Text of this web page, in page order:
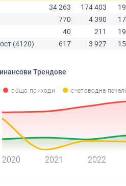
34 263
174 403
770
4 390
40
211
(4120)
617 3 927
Трендове
общо приходи счетоводна
2020 2021 2022